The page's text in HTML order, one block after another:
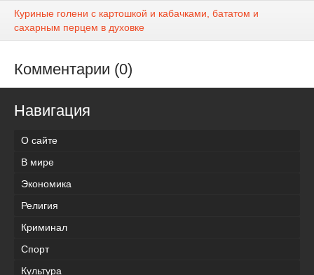
Куриные голени с картошкой и кабачками, бататом и
сахарным перцем в духовке
Комментарии (0)
Навигация
О сайте
В мире
Экономика
Религия
Криминал
Спорт
Культура